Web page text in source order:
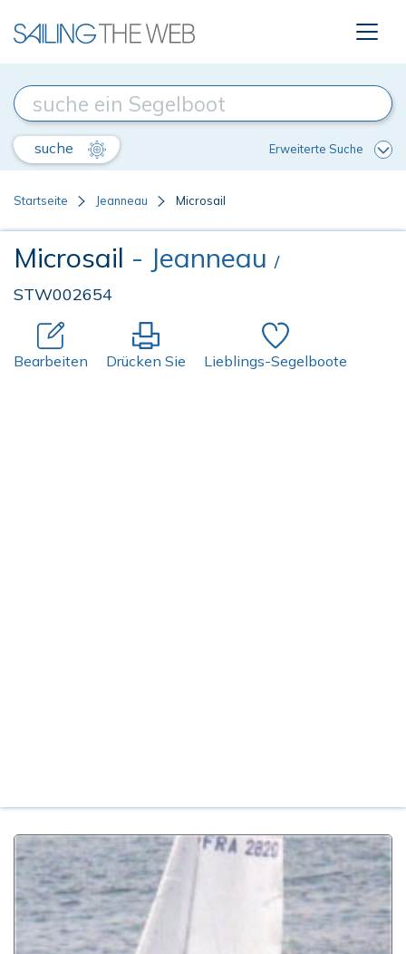
suche Erweiterte Suche
Startseite Jeanneau Microsail
Microsail - Jeanneau /
STW002654
Bearbeiten Drücken Sie Lieblings-Segelboote